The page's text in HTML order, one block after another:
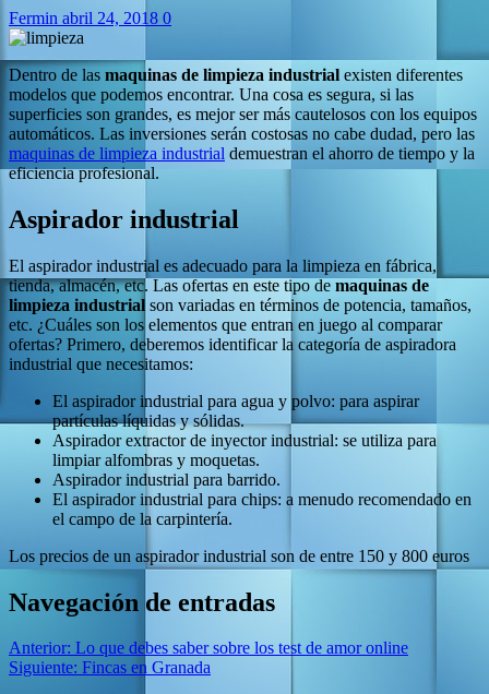
Fermin abril 24, 2018 0
Dentro de las maquinas de limpieza industrial existen diferentes
modelos que podemos encontrar. Una cosa es segura, si las
superficies son grandes, es mejor ser más cautelosos con los equipos
automáticos. Las inversiones serán costosas no cabe dudad, pero las
maquinas de limpieza industrial demuestran el ahorro de tiempo y la
eficiencia profesional.
Aspirador industrial
El aspirador industrial es adecuado para la limpieza en fábrica,
tienda, almacén, etc. Las ofertas en este tipo de maquinas de
limpieza industrial son variadas en términos de potencia, tamaños,
etc. ¿Cuáles son los elementos que entran en juego al comparar
ofertas? Primero, deberemos identificar la categoría de aspiradora
industrial que necesitamos:
El aspirador industrial para agua y polvo: para aspirar
partículas líquidas y sólidas.
Aspirador extractor de inyector industrial: se utiliza para
limpiar alfombras y moquetas.
Aspirador industrial para barrido.
El aspirador industrial para chips: a menudo recomendado en
el campo de la carpintería.
Los precios de un aspirador industrial son de entre 150 y 800 euros
Navegación de entradas
Anterior: Lo que debes saber sobre los test de amor online
Siguiente: Fincas en Granada